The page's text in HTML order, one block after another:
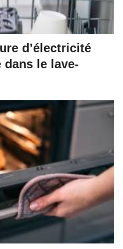
d’électricité
dans le lave-